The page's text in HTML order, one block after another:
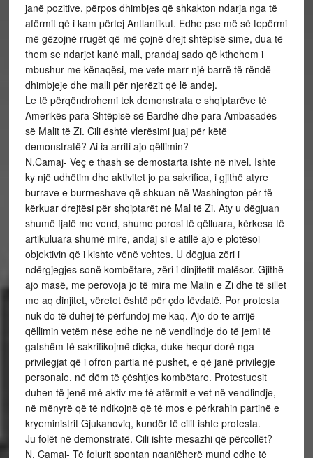
janë pozitive, përpos dhimbjes që shkakton ndarja nga të
afërmit që i kam përtej Antlantikut. Edhe pse më së tepërmi
më gëzojnë rrugët që më çojnë drejt shtëpisë sime, dua të
them se ndarjet kanë mall, prandaj sado që kthehem i
mbushur me kënaqësi, me vete marr një barrë të rëndë
dhimbjeje dhe malli për njerëzit që lë andej.
Le të përqëndrohemi tek demonstrata e shqiptarëve të
Amerikës para Shtëpisë së Bardhë dhe para Ambasadës
së Malit të Zi. Cili është vlerësimi juaj për këtë
demonstratë? Ai ia arriti ajo qëllimin?
N.Camaj- Veç e thash se demostarta ishte në nivel. Ishte
ky një udhëtim dhe aktivitet jo pa sakrifica, i gjithë atyre
burrave e burrneshave që shkuan në Washington për të
kërkuar drejtësi për shqiptarët në Mal të Zi. Aty u dëgjuan
shumë fjalë me vend, shume porosi të qëlluara, kërkesa të
artikuluara shumë mire, andaj si e atillë ajo e plotësoi
objektivin që i kishte vënë vehtes. U dëgjua zëri i
ndërgjegjes sonë kombëtare, zëri i dinjitetit malësor. Gjithë
ajo masë, me perovoja jo të mira me Malin e Zi dhe të sillet
me aq dinjitet, vëretet është për çdo lëvdatë. Por protesta
nuk do të duhej të përfundoj me kaq. Ajo do te arrijë
qëllimin vetëm nëse edhe ne në vendlindje do të jemi të
gatshëm të sakrifikojmë diçka, duke hequr dorë nga
privilegjat që i ofron partia në pushet, e që janë privilegje
personale, në dëm të çështjes kombëtare. Protestuesit
duhen të jenë më aktiv me të afërmit e vet në vendlindje,
në mënyrë që të ndikojnë që të mos e përkrahin partinë e
kryeministrit Gjukanoviq, kundër të cilit ishte protesta.
Ju folët në demonstratë. Cili ishte mesazhi që përcollët?
N. Camaj- Të folurit spontan nganjëherë mund edhe të